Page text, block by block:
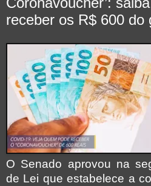
receber os R$ 600 do
O Senado aprovou na
de Lei que estabelece a